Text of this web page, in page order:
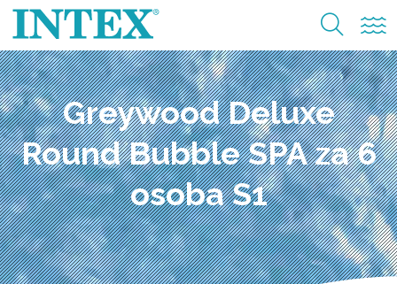
Greywood Deluxe
Round Bubble SPA za 6
osoba S1